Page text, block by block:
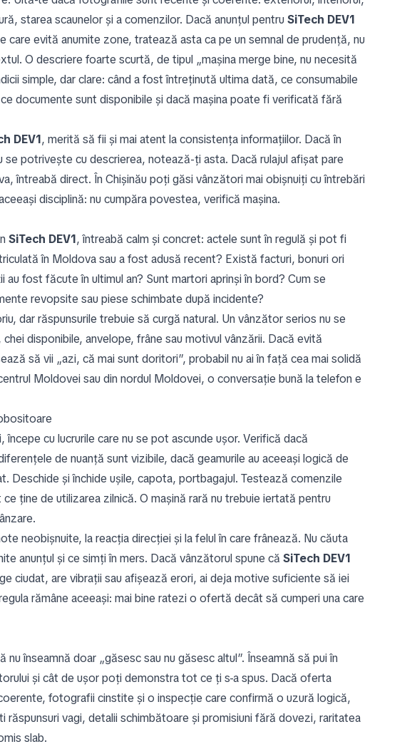
starea scaunelor și a comenzilor. Dacă anunțul pentru SiTech DEV1
evită anumite zone, tratează asta ca pe un semnal de prudență, nu
O descriere foarte scurtă, de tipul „mașina merge bine, nu necesită
simple, dar clare: când a fost întreținută ultima dată, ce consumabile
documente sunt disponibile și dacă mașina poate fi verificată fără
DEV1, merită să fii și mai atent la consistența informațiilor. Dacă în
se potrivește cu descrierea, notează-ți asta. Dacă rulajul afișat pare
întreabă direct. În Chișinău poți găsi vânzători mai obișnuiți cu întrebări
disciplină: nu cumpăra povestea, verifică mașina.
SiTech DEV1, întreabă calm și concret: actele sunt în regulă și pot fi
în Moldova sau a fost adusă recent? Există facturi, bonuri ori
fost făcute în ultimul an? Sunt martori aprinși în bord? Cum se
revopsite sau piese schimbate după incidente?
dar răspunsurile trebuie să curgă natural. Un vânzător serios nu se
disponibile, anvelope, frâne sau motivul vânzării. Dacă evită
să vii „azi, că mai sunt doritori”, probabil nu ai în față cea mai solidă
Moldovei sau din nordul Moldovei, o conversație bună la telefon e
începe cu lucrurile care nu se pot ascunde ușor. Verifică dacă
de nuanță sunt vizibile, dacă geamurile au aceeași logică de
Deschide și închide ușile, capota, portbagajul. Testează comenzile
ține de utilizarea zilnică. O mașină rară nu trebuie iertată pentru
neobișnuite, la reacția direcției și la felul în care frânează. Nu căuta
anunțul și ce simți în mers. Dacă vânzătorul spune că SiTech DEV1
ciudat, are vibrații sau afișează erori, ai deja motive suficiente să iei
rămâne aceeași: mai bine ratezi o ofertă decât să cumperi una care
înseamnă doar „găsesc sau nu găsesc altul”. Înseamnă să pui în
și cât de ușor poți demonstra tot ce ți s-a spus. Dacă oferta
fotografii cinstite și o inspecție care confirmă o uzură logică,
răspunsuri vagi, detalii schimbătoare și promisiuni fără dovezi, raritatea
slab.